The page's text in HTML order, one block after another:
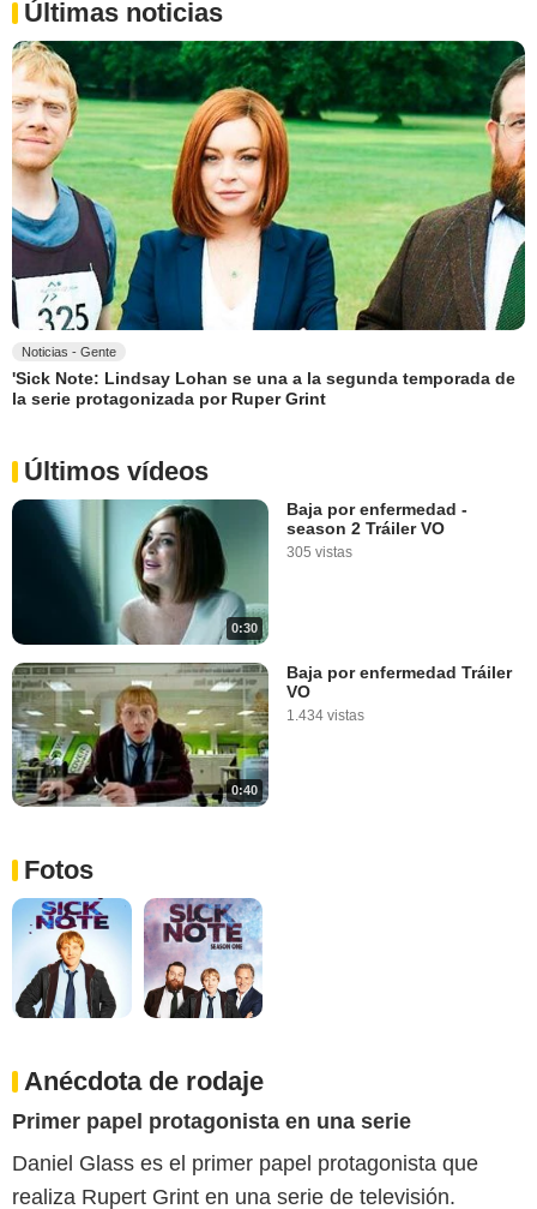
Últimas noticias
Noticias - Gente
'Sick Note: Lindsay Lohan se una a la segunda temporada de
la serie protagonizada por Ruper Grint
Últimos vídeos
0:30
Baja por enfermedad -
season 2 Tráiler VO
305 vistas
0:40
Baja por enfermedad Tráiler
VO
1.434 vistas
Fotos
Anécdota de rodaje
Primer papel protagonista en una serie
Daniel Glass es el primer papel protagonista que
realiza Rupert Grint en una serie de televisión.